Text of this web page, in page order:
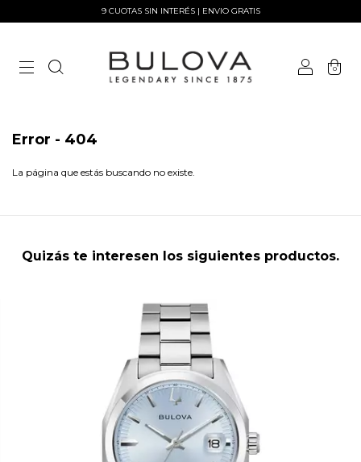
9 CUOTAS SIN INTERÉS | ENVIO GRATIS
0
Error - 404
La página que estás buscando no existe.
Quizás te interesen los siguientes productos.